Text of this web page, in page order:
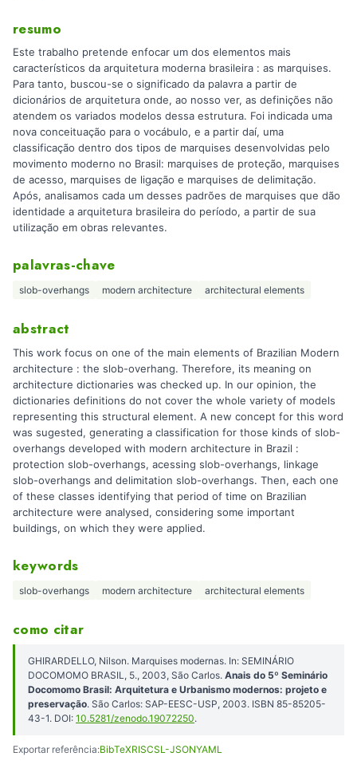
resumo
Este trabalho pretende enfocar um dos elementos mais
característicos da arquitetura moderna brasileira : as marquises.
Para tanto, buscou-se o significado da palavra a partir de
dicionários de arquitetura onde, ao nosso ver, as definições não
atendem os variados modelos dessa estrutura. Foi indicada uma
nova conceituação para o vocábulo, e a partir daí, uma
classificação dentro dos tipos de marquises desenvolvidas pelo
movimento moderno no Brasil: marquises de proteção, marquises
de acesso, marquises de ligação e marquises de delimitação.
Após, analisamos cada um desses padrões de marquises que dão
identidade a arquitetura brasileira do período, a partir de sua
utilização em obras relevantes.
palavras-chave
slob-overhangs modern architecture architectural elements
abstract
This work focus on one of the main elements of Brazilian Modern
architecture : the slob-overhang. Therefore, its meaning on
architecture dictionaries was checked up. In our opinion, the
dictionaries definitions do not cover the whole variety of models
representing this structural element. A new concept for this word
was sugested, generating a classification for those kinds of slob-
overhangs developed with modern architecture in Brazil :
protection slob-overhangs, acessing slob-overhangs, linkage
slob-overhangs and delimitation slob-overhangs. Then, each one
of these classes identifying that period of time on Brazilian
architecture were analysed, considering some important
buildings, on which they were applied.
keywords
slob-overhangs modern architecture architectural elements
como citar
GHIRARDELLO, Nilson. Marquises modernas. In: SEMINÁRIO
DOCOMOMO BRASIL, 5., 2003, São Carlos. Anais do 5º Seminário
Docomomo Brasil: Arquitetura e Urbanismo modernos: projeto e
preservação. São Carlos: SAP-EESC-USP, 2003. ISBN 85-85205-
43-1. DOI: 10.5281/zenodo.19072250.
Exportar referência:BibTeXRISCSL-JSONYAML